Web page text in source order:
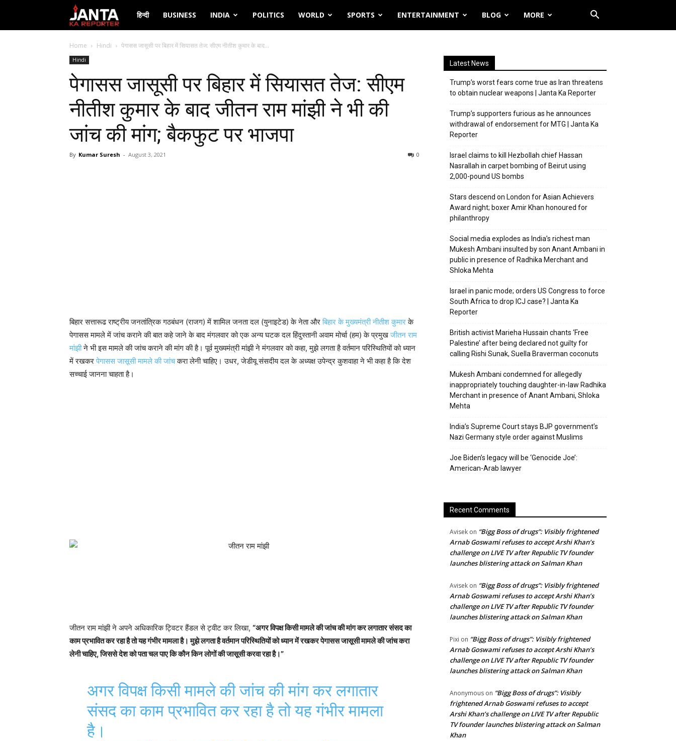
Janta
Ka
हिन्दी BUSINESS INDIA POLITICS WORLD SPORTS ENTERTAINMENT BLOG MORE
Home Hindi पेगासस जासूसी पर बिहार में सियासत तेज: सीएम नीतीश कुमार के बाद...
Hindi
पेगासस जासूसी पर बिहार में सियासत तेज: सीएम
नीतीश कुमार के बाद जीतन राम मांझी ने भी की
जांच की मांग; बैकफुट पर भाजपा
By Kumar Suresh - August 3, 2021 0
बिहार सत्तारूढ राष्ट्रीय जनतांत्रिक गठबंधन (राजग) में शामिल जनता दल (युनाइटेड) के नेता औरबिहार के मुख्यमंत्री नीतीश कुमारके
पेगासस मामले में जांच कराने की बात कहे जाने के बाद मंगलवार को एक अन्य घटक दल हिंदुस्तानी अवाम मोर्चा (हम) के प्रमुखजीतन राम
मांझीने भी इस मामले की जांच कराने की मांग की है। पूर्व मुख्यमंत्री मांझी ने मंगलवार को कहा, मुझे लगता है वर्तमान परिस्थितियों को ध्यान
में रखकरपेगासस जासूसी मामले की जांचकरा लेनी चाहिए। उधर, जेडीयू संसदीय दल के अध्‍यक्ष उपेन्‍द्र कुशवाहा ने भी कहा है कि देश
सच्‍चाई जानना चाहता है।
जीतन राम मांझी ने अपने अधिकारिक ट्विटर हैंडल से ट्वीट कर लिखा, “अगर विपक्ष किसी मामले की जांच की मांग कर लगातार संसद का
काम प्रभावित कर रहा है तो यह गंभीर मामला है। मुझे लगता है वर्तमान परिस्थितियों को ध्यान में रखकर पेगासस जासूसी मामले की जांच करा
लेनी चाहिए, जिससे देश को पता चल पाए कि कौन किन लोगों की जासूसी करवा रहा है।”
अगर विपक्ष किसी मामले की जांच की मांग कर लगातार
संसद का काम प्रभावित कर रहा है तो यह गंभीर मामला
है।
Latest News
Trump’s worst fears come true as Iran threatens
to obtain nuclear weapons | Janta Ka Reporter
Trump’s supporters furious as he announces
withdrawal of endorsement for MTG | Janta Ka
Reporter
Israel claims to kill Hezbollah chief Hassan
Nasrallah in carpet bombing of Beirut using
2,000-pound US bombs
Stars descend on London for Asian Achievers
Award night; boxer Amir Khan honoured for
philanthropy
Social media explodes as India’s richest man
Mukesh Ambani insulted by son Anant Ambani in
public in presence of Radhika Merchant and
Shloka Mehta
Israel in panic mode; orders US Congress to force
South Africa to drop ICJ case? | Janta Ka
Reporter
British activist Marieha Hussain chants ‘Free
Palestine’ after being declared not guilty for
calling Rishi Sunak, Suella Braverman coconuts
Mukesh Ambani condemned for allegedly
inappropriately touching daughter-in-law Radhika
Merchant in presence of Anant Ambani, Shloka
Mehta
India’s Supreme Court stays BJP government’s
Nazi Germany style order against Muslims
Joe Biden’s legacy will be ‘Genocide Joe’:
American-Arab lawyer
Recent Comments
Avisek on “Bigg Boss of drugs”: Visibly frightened
Arnab Goswami refuses to accept Arshi Khan’s
challenge on LIVE TV after Republic TV founder
launches blistering attack on Salman Khan
Avisek on “Bigg Boss of drugs”: Visibly frightened
Arnab Goswami refuses to accept Arshi Khan’s
challenge on LIVE TV after Republic TV founder
launches blistering attack on Salman Khan
Pixi on “Bigg Boss of drugs”: Visibly frightened
Arnab Goswami refuses to accept Arshi Khan’s
challenge on LIVE TV after Republic TV founder
launches blistering attack on Salman Khan
Anonymous on “Bigg Boss of drugs”: Visibly
frightened Arnab Goswami refuses to accept
Arshi Khan’s challenge on LIVE TV after Republic
TV founder launches blistering attack on Salman
Khan